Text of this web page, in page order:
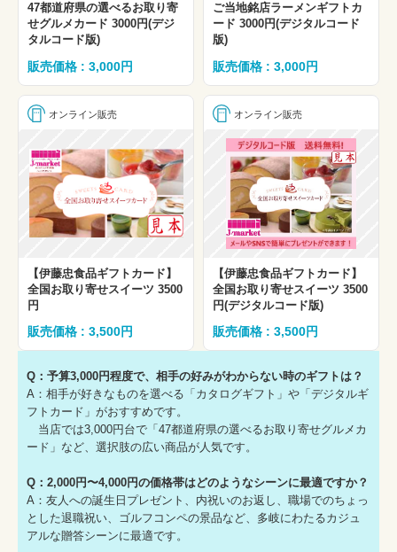
47都道府県の選べるお取り寄
せグルメカード 3000円(デジ
タルコード版)
販売価格 : 3,000円
ご当地銘店ラーメンギフトカ
ード 3000円(デジタルコード
版)
販売価格 : 3,000円
オンライン販売
【伊藤忠食品ギフトカード】
全国お取り寄せスイーツ 3500
円
販売価格 : 3,500円
オンライン販売
【伊藤忠食品ギフトカード】
全国お取り寄せスイーツ 3500
円(デジタルコード版)
販売価格 : 3,500円
Q：予算3,000円程度で、相手の好みがわからない時のギフトは？
A：相手が好きなものを選べる「カタログギフト」や「デジタルギ
フトカード」がおすすめです。
当店では3,000円台で「47都道府県の選べるお取り寄せグルメカ
ード」など、選択肢の広い商品が人気です。
Q：2,000円〜4,000円の価格帯はどのようなシーンに最適ですか？
A：友人への誕生日プレゼント、内祝いのお返し、職場でのちょっ
とした退職祝い、ゴルフコンペの景品など、多岐にわたるカジュ
アルな贈答シーンに最適です。